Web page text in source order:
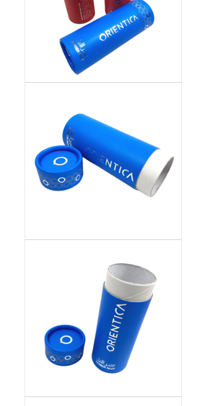
складная бумажная коробка
дисплейная коробка
Торговые вилки
Наклейка с наклейкой
Печать брошюр на заказ
Красный пакет по заказу